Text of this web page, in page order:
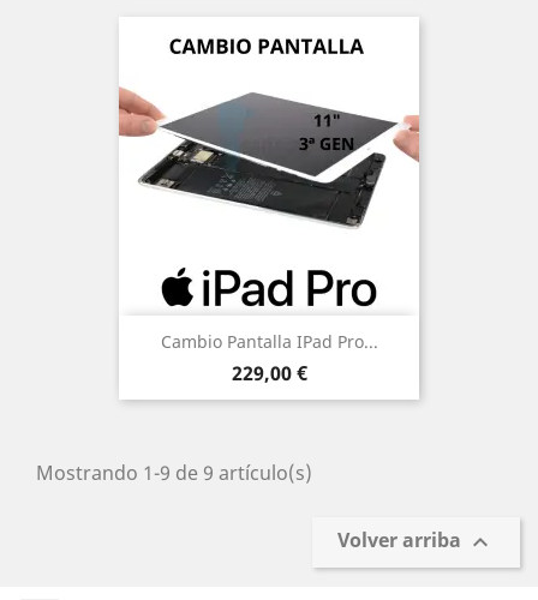
Cambio Pantalla IPad Pro...
Precio
229,00 €
Mostrando 1-9 de 9 artículo(s)
Volver arriba 